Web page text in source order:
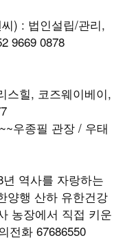
) : 법인설립/관리,
9669 0878
스힐, 코즈웨이베이,
우종필 관장 / 우태
역사를 자랑하는
양행 산하 유한건강
농장에서 직접 키운
전화 67686550